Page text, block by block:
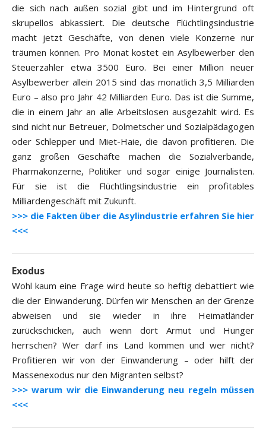
die sich nach außen sozial gibt und im Hintergrund oft
skrupellos abkassiert. Die deutsche Flüchtlingsindustrie
macht jetzt Geschäfte, von denen viele Konzerne nur
träumen können. Pro Monat kostet ein Asylbewerber den
Steuerzahler etwa 3500 Euro. Bei einer Million neuer
Asylbewerber allein 2015 sind das monatlich 3,5 Milliarden
Euro – also pro Jahr 42 Milliarden Euro. Das ist die Summe,
die in einem Jahr an alle Arbeitslosen ausgezahlt wird. Es
sind nicht nur Betreuer, Dolmetscher und Sozialpädagogen
oder Schlepper und Miet-Haie, die davon profitieren. Die
ganz großen Geschäfte machen die Sozialverbände,
Pharmakonzerne, Politiker und sogar einige Journalisten.
Für sie ist die Flüchtlingsindustrie ein profitables
Milliardengeschäft mit Zukunft.
>>> die Fakten über die Asylindustrie erfahren Sie hier
<<<
Exodus
Wohl kaum eine Frage wird heute so heftig debattiert wie
die der Einwanderung. Dürfen wir Menschen an der Grenze
abweisen und sie wieder in ihre Heimatländer
zurückschicken, auch wenn dort Armut und Hunger
herrschen? Wer darf ins Land kommen und wer nicht?
Profitieren wir von der Einwanderung – oder hilft der
Massenexodus nur den Migranten selbst?
>>> warum wir die Einwanderung neu regeln müssen
<<<